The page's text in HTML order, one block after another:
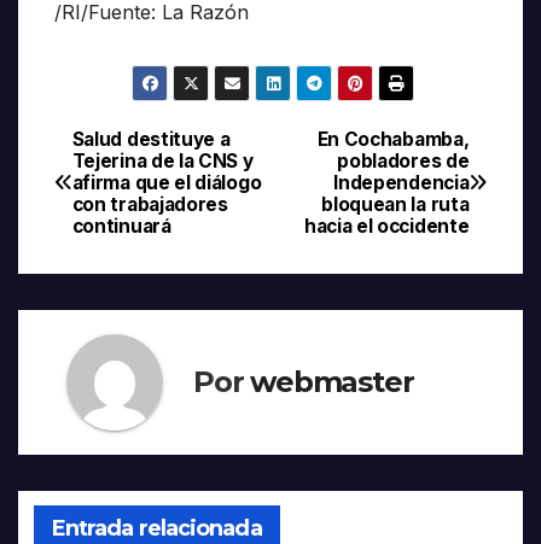
/RI/Fuente: La Razón
Navegación
de
En Cochabamba,
pobladores de
Independencia
bloquean la ruta
hacia el occidente
Salud destituye a
Tejerina de la CNS y
afirma que el diálogo
con trabajadores
continuará
Porwebmaster
Entrada relacionada